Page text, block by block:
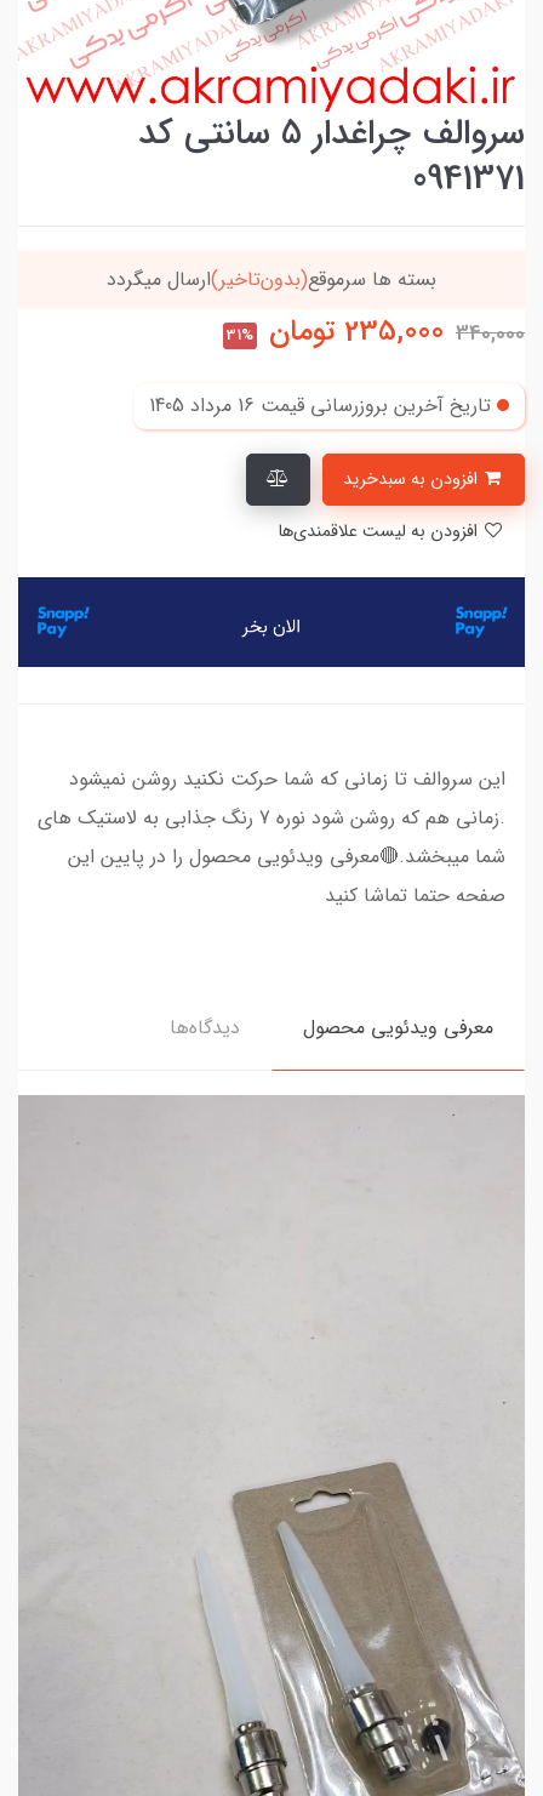
سروالف چراغدار 5 سانتی کد
0941371
خریدتو به5میلیون برسون،ارسالت‌رایگانه
340,000
235,000 تومان 31%
تاریخ آخرین بروزرسانی قیمت 16 مرداد 1405
این سروالف تا زمانی که شما حرکت نکنید روشن نمیشود
.زمانی هم که روشن شود نوره 7 رنگ جذابی به لاستیک های
شما میبخشد.🔴معرفی ویدئویی محصول را در پایین این
صفحه حتما تماشا کنید
معرفی ویدئویی محصول دیدگاه‌ها